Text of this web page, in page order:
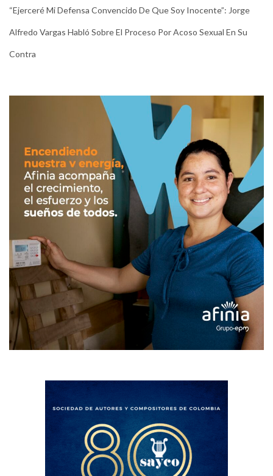
“Ejerceré Mi Defensa Convencido De Que Soy Inocente”: Jorge
Alfredo Vargas Habló Sobre El Proceso Por Acoso Sexual En Su
Contra